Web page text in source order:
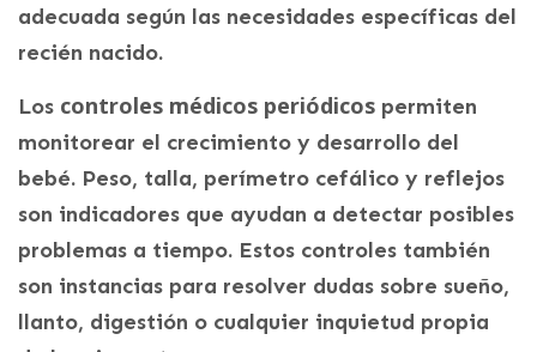
adecuada según las necesidades específicas del
recién nacido.
Los controles médicos periódicos permiten
monitorear el crecimiento y desarrollo del
bebé. Peso, talla, perímetro cefálico y reflejos
son indicadores que ayudan a detectar posibles
problemas a tiempo. Estos controles también
son instancias para resolver dudas sobre sueño,
llanto, digestión o cualquier inquietud propia